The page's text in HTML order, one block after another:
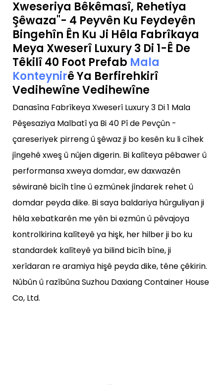
Xweseriya Bêkêmasî, Rehetiya
Şêwaza"- 4 Peyvên Ku Feydeyên
Bingehîn Ên Ku Ji Hêla Fabrîkaya
Meya Xweserî Luxury 3 Di 1-Ê De
Têkilî 40 Foot Prefab Mala
KonteynirÊ Ya Berfirehkirî
Vedihewîne Vedihewîne
Danasîna Fabrîkeya Xweserî Luxury 3 Di 1 Mala
Pêşesaziya Malbatî ya Bi 40 Pî de Pevçûn -
çareseriyek pirreng û şêwaz ji bo kesên ku li cîhek
jîngehê xweş û nûjen digerin. Bi kalîteya pêbawer û
performansa xweya domdar, ew daxwazên
sêwiranê bicîh tîne û ezmûnek jîndarek rehet û
domdar peyda dike. Bi saya baldariya hûrguliyan ji
hêla xebatkarên me yên bi ezmûn û pêvajoya
kontrolkirina kalîteyê ya hişk, her hilber ji bo ku
standardek kalîteyê ya bilind bicîh bîne, ji
xerîdaran re aramiya hişê peyda dike, têne çêkirin.
Nûbûn û razîbûna Suzhou Daxiang Container House
Co, Ltd.